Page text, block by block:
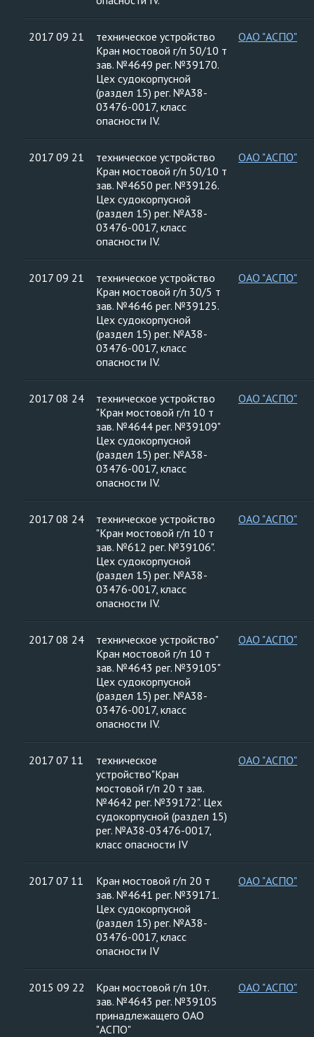
2017 09 21
техническое устройство
Кран мостовой г/п 50/10 т
зав. №4649 рег. №39170.
Цех судокорпусной
(раздел 15) рег. №А38-
03476-0017, класс
опасности IV.
ОАО "АСПО"
2017 09 21
техническое устройство
Кран мостовой г/п 50/10 т
зав. №4650 рег. №39126.
Цех судокорпусной
(раздел 15) рег. №А38-
03476-0017, класс
опасности IV.
ОАО "АСПО"
2017 09 21
техническое устройство
Кран мостовой г/п 30/5 т
зав. №4646 рег. №39125.
Цех судокорпусной
(раздел 15) рег. №А38-
03476-0017, класс
опасности IV.
ОАО "АСПО"
2017 08 24
техническое устройство
"Кран мостовой г/п 10 т
зав. №4644 рег. №39109"
Цех судокорпусной
(раздел 15) рег. №А38-
03476-0017, класс
опасности IV.
ОАО "АСПО"
2017 08 24
техническое устройство
"Кран мостовой г/п 10 т
зав. №612 рег. №39106".
Цех судокорпусной
(раздел 15) рег. №А38-
03476-0017, класс
опасности IV.
ОАО "АСПО"
2017 08 24
техническое устройство"
Кран мостовой г/п 10 т
зав. №4643 рег. №39105"
Цех судокорпусной
(раздел 15) рег. №А38-
03476-0017, класс
опасности IV.
ОАО "АСПО"
2017 07 11
техническое
устройство"Кран
мостовой г/п 20 т зав.
№4642 рег. №39172". Цех
судокорпусной (раздел 15)
рег. №А38-03476-0017,
класс опасности IV
ОАО "АСПО"
2017 07 11
Кран мостовой г/п 20 т
зав. №4641 рег. №39171.
Цех судокорпусной
(раздел 15) рег. №А38-
03476-0017, класс
опасности IV
ОАО "АСПО"
2015 09 22
Кран мостовой г/п 10т.
зав. №4643 рег. №39105
принадлежащего ОАО
"АСПО"
ОАО "АСПО"